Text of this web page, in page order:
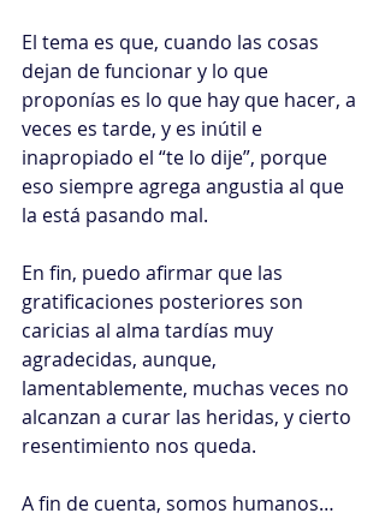
El tema es que, cuando las cosas
dejan de funcionar y lo que
proponías es lo que hay que hacer, a
veces es tarde, y es inútil e
inapropiado el “te lo dije”, porque
eso siempre agrega angustia al que
la está pasando mal.
En fin, puedo afirmar que las
gratificaciones posteriores son
caricias al alma tardías muy
agradecidas, aunque,
lamentablemente, muchas veces no
alcanzan a curar las heridas, y cierto
resentimiento nos queda.
A fin de cuenta, somos humanos…